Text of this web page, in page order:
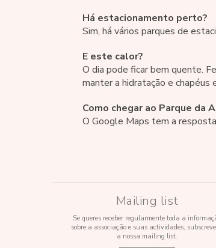
Há estacionamento perto?
Sim, há vários parques de
E este calor?
O dia pode ficar bem quente.
manter a hidratação e
Como chegar ao Parque da
O Google Maps tem a resposta
Mailing list
Se queres receber regularmente toda a
sobre a associação e suas actividades,
a nossa mailing list.